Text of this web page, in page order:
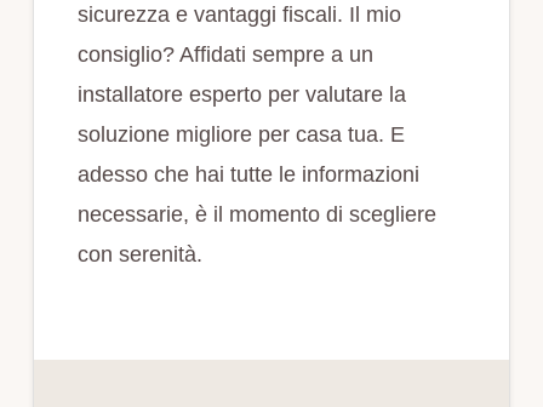
sicurezza e vantaggi fiscali. Il mio
consiglio? Affidati sempre a un
installatore esperto per valutare la
soluzione migliore per casa tua. E
adesso che hai tutte le informazioni
necessarie, è il momento di scegliere
con serenità.